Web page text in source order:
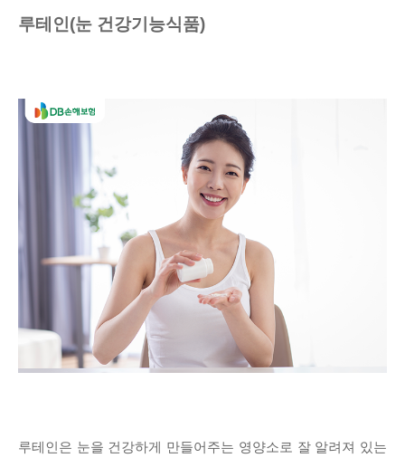
루테인(눈 건강기능식품)
루테인은 눈을 건강하게 만들어주는 영양소로 잘 알려져 있는